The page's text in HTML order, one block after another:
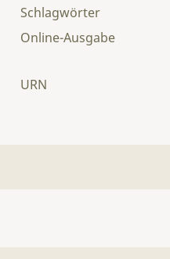
Schlagwörter
Online-Ausgabe
URN